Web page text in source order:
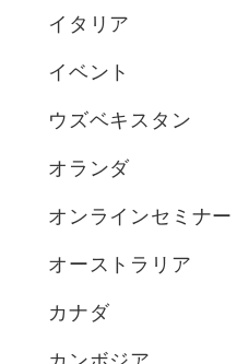
イタリア
イベント
ウズベキスタン
オランダ
オンラインセミナー
オーストラリア
カナダ